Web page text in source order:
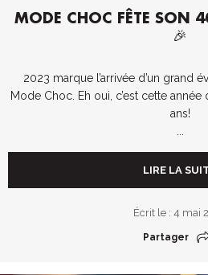
MODE CHOC FÊTE SON
🎉
2023 marque l’arrivée d’un grand
Mode Choc. Eh oui, c’est cette
ans!
LIRE LA
Écrit le : 4 mai
Partager